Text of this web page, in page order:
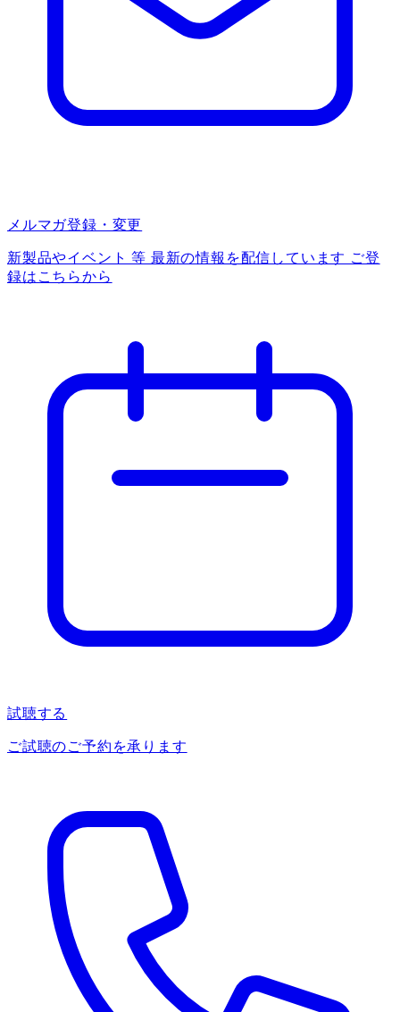
メルマガ登録・変更
新製品やイベント 等 最新の情報を配信しています ご登
録はこちらから
試聴する
ご試聴のご予約を承ります